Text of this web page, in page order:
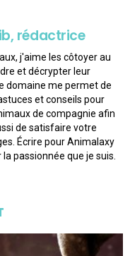
rédactrice
j'aime les côtoyer au
et décrypter leur
domaine me permet de
et conseils pour
de compagnie afin
de satisfaire votre
Écrire pour Animalaxy
passionnée que je suis.